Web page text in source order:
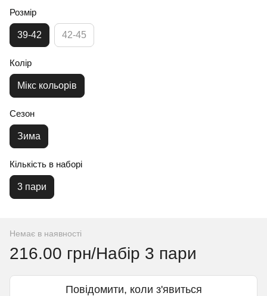
Розмір
39-42 42-45
Колір
Мікс кольорів
Сезон
Зима
Кількість в наборі
3 пари
Немає в наявності
216.00 грн/Набір 3 пари
Повідомити, коли з'явиться